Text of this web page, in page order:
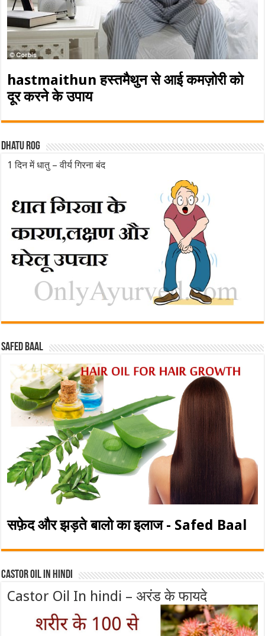
hastmaithun हस्तमैथुन से आई कमज़ोरी को
दूर करने के उपाय
Dhatu rog
1 दिन में धातु – वीर्य गिरना बंद
Safed baal
सफ़ेद और झड़ते बालो का इलाज - Safed Baal
Castor Oil In Hindi
Castor Oil In hindi – अरंड के फायदे